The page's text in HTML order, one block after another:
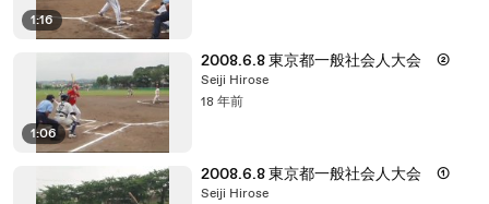
1:16
1:06
2008.6.8 東京都一般社会人大会 ②
Seiji Hirose
18 年前
2008.6.8 東京都一般社会人大会 ①
Seiji Hirose